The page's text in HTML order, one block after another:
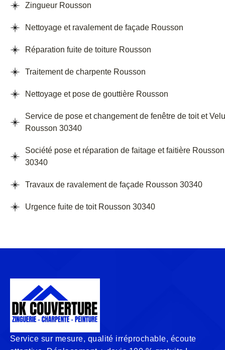
Zingueur Rousson
Nettoyage et ravalement de façade Rousson
Réparation fuite de toiture Rousson
Traitement de charpente Rousson
Nettoyage et pose de gouttière Rousson
Service de pose et changement de fenêtre de toit et
Rousson 30340
Société pose et réparation de faitage et faitière Rousson
30340
Travaux de ravalement de façade Rousson 30340
Urgence fuite de toit Rousson 30340
Service sur mesure, qualité irréprochable, écoute